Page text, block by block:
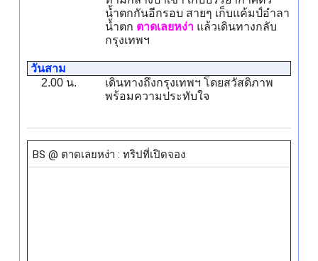
น้ำตกกันอีกรอบ สายๆ เก็บแค้มป์อำลา
น้ำตก ตาดเลยหง่าแล้วเดินทางกลับ
กรุงเทพฯ
วันสาม
2.00 น.
เดินทางถึงกรุงเทพฯ โดยสวัสดิภาพ
พร้อมความประทับใจ